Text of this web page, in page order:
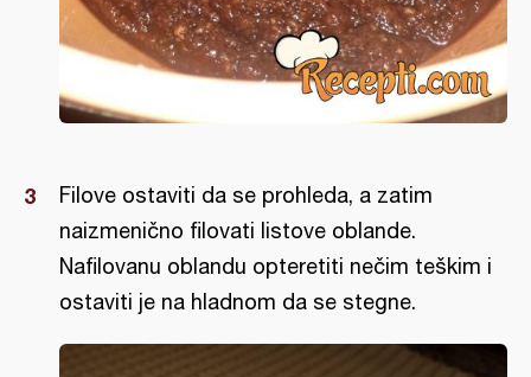
Filove ostaviti da se prohleda, a zatim
naizmenično filovati listove oblande.
Nafilovanu oblandu opteretiti nečim teškim i
ostaviti je na hladnom da se stegne.